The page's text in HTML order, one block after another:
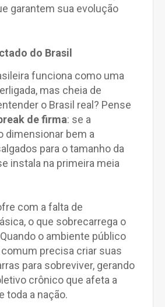
garantem sua evolução
do Brasil
funciona como uma
mas cheia de
o Brasil real? Pense
de firma: se a
dimensionar bem a
para o tamanho da
instala na primeira meia
com a falta de
o que sobrecarrega o
o ambiente público
precisa criar suas
para sobreviver, gerando
crônico que afeta a
toda a nação.